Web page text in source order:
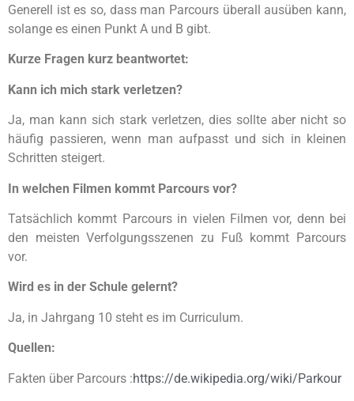
Generell ist es so, dass man Parcours überall ausüben kann,
solange es einen Punkt A und B gibt.
Kurze Fragen kurz beantwortet:
Kann ich mich stark verletzen?
Ja, man kann sich stark verletzen, dies sollte aber nicht so
häufig passieren, wenn man aufpasst und sich in kleinen
Schritten steigert.
In welchen Filmen kommt Parcours vor?
Tatsächlich kommt Parcours in vielen Filmen vor, denn bei
den meisten Verfolgungsszenen zu Fuß kommt Parcours
vor.
Wird es in der Schule gelernt?
Ja, in Jahrgang 10 steht es im Curriculum.
Quellen:
Fakten über Parcours :https://de.wikipedia.org/wiki/Parkour